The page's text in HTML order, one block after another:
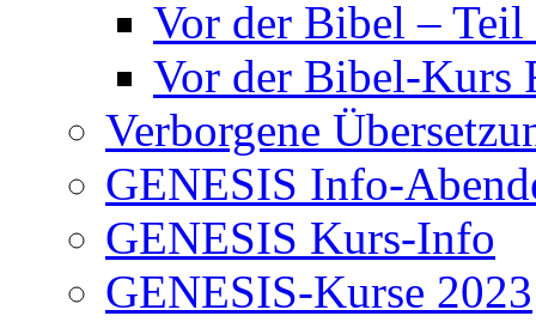
Vor der Bibel – Teil
Vor der Bibel-Kurs
Verborgene
GENESIS Info-
GENESIS Kurs-Info
GENESIS-Kurse 2023